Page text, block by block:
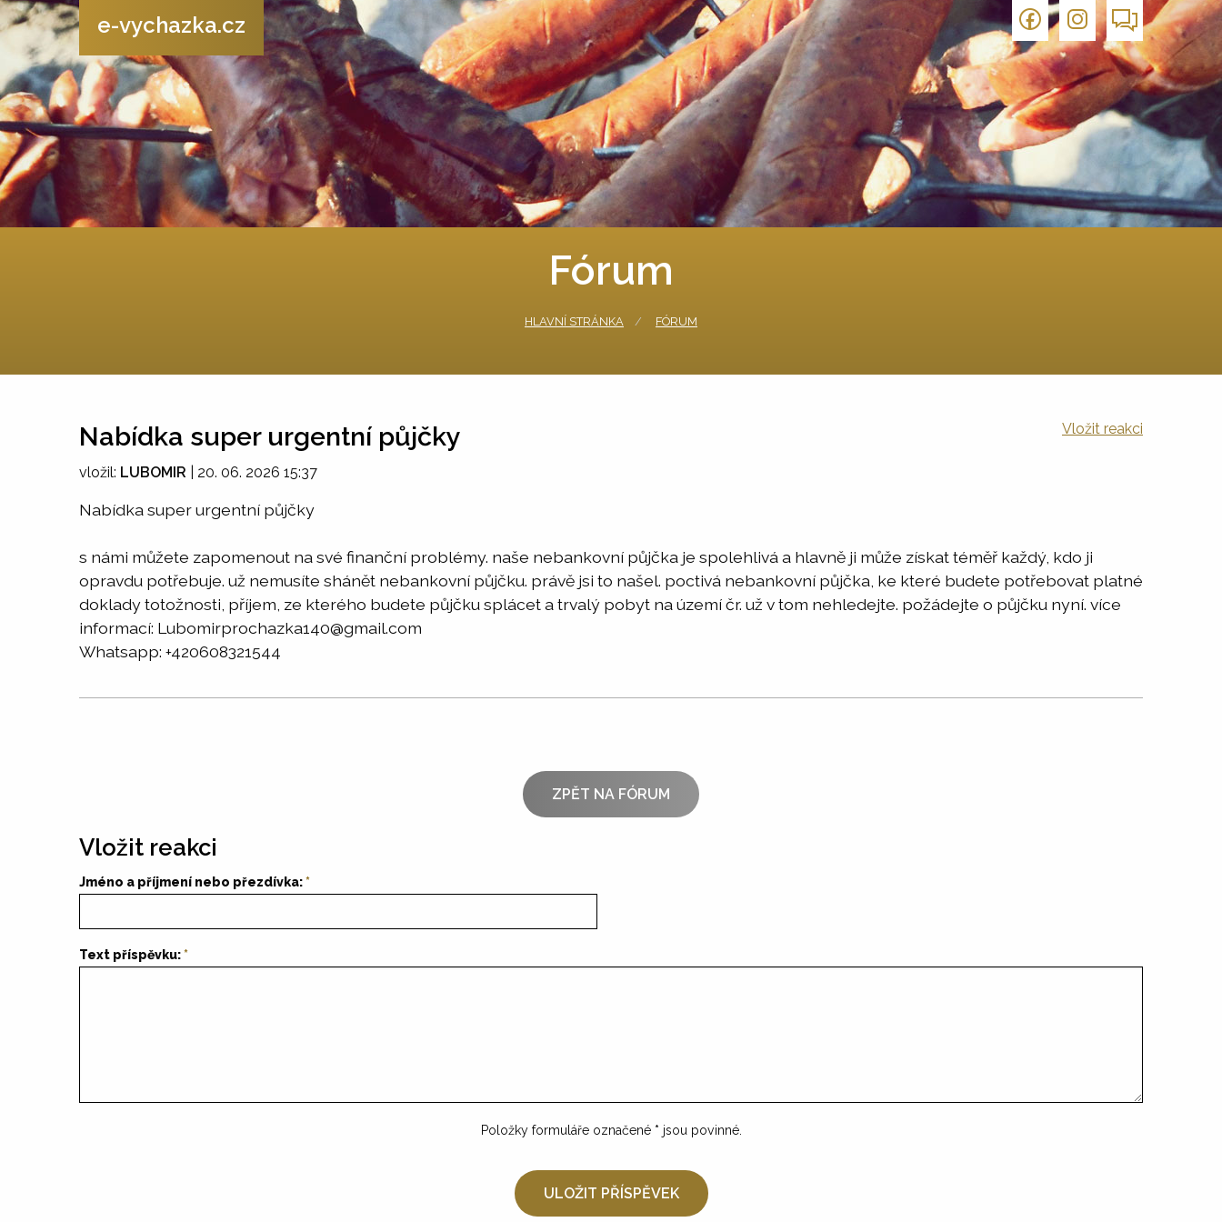
e-vychazka.cz
Fórum
HLAVNÍ STRÁNKA FÓRUM
Nabídka super urgentní půjčky Vložit reakci
vložil: LUBOMIR 20. 06. 2026 15:37
Nabídka super urgentní půjčky
s námi můžete zapomenout na své finanční problémy. naše nebankovní půjčka je spolehlivá a hlavně ji může získat téměř každý, kdo ji
opravdu potřebuje. už nemusíte shánět nebankovní půjčku. právě jsi to našel. poctivá nebankovní půjčka, ke které budete potřebovat platné
doklady totožnosti, příjem, ze kterého budete půjčku splácet a trvalý pobyt na území čr. už v tom nehledejte. požádejte o půjčku nyní. více
informací: Lubomirprochazka140@gmail.com
Whatsapp: +420608321544
ZPĚT NA FÓRUM
Vložit reakci
Jméno a příjmení nebo přezdívka:
Text příspěvku:
Položky formuláře označené * jsou povinné.